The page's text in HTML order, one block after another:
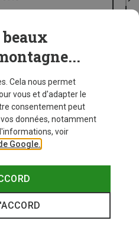
Cela nous permet
vous et d'adapter le
consentement peut
données, notamment
voir
Google.